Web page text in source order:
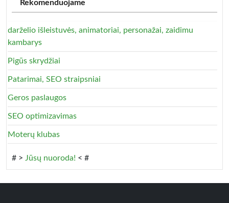
Rekomenduojame
darželio išleistuvės, animatoriai, personažai, zaidimu
kambarys
Pigūs skrydžiai
Patarimai, SEO straipsniai
Geros paslaugos
SEO optimizavimas
Moterų klubas
# > Jūsų nuoroda! < #